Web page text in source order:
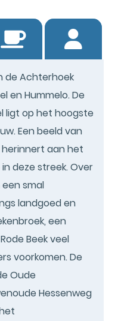
de Achterhoek
en Hummelo. De
ligt op het hoogste
Een beeld van
aan het
deze streek. Over
smal
landgoed en
een
Beek veel
voorkomen. De
Oude
Hessenweg